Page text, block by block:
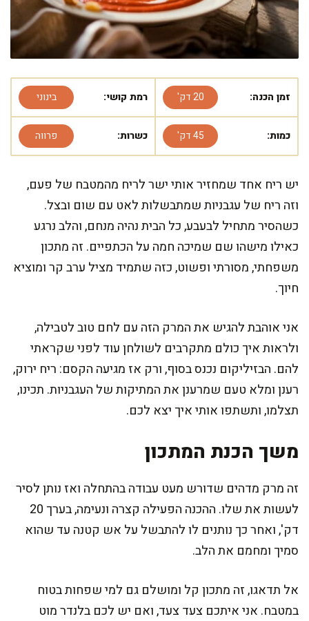
זמן הכנה: 20 דק' רמת קושי: בינוני
כמות: 45 דק' כשרות: פרווה
יש ריח אחד שמחזיר אותי ישר לריח מהמטבח של פעם,
וזה ריח של עגבניות שמתבשלות לאט עם שום ובצל.
כשהסיר מתחיל לבעבע, כל הבית נהיה מנחם, והלב נרגע
כאילו מישהו שם שמיכה חמה על הכתפיים. זה מתכון
משפחתי, מסורתי ופשוט, כזה שתמיד מציל ערב קר ומוציא
חיוך.
אני אוהבת להגיש את המרק הזה עם לחם טוב לטבילה,
ולראות איך כולם מתקרבים לשולחן עוד לפני שקראתי
להם. הבזיליקום נכנס בסוף, ורק אז מגיעה הקסם: ריח ירוק,
רענן ומלא טעם שמרענן את המתיקות של העגבניות. תכינו,
תצלמו, ותשתפו אותי איך יצא לכם.
משך הכנת המתכון
זה מרק מדהים שדורש מעט עבודה בהתחלה ואז נותן לסיר
לעשות את שלו. ההכנה הפעילה קצרה ונעימה, בערך 20
דק', ואחר כך נותנים לו להתבשל על אש קטנה עד שהוא
סמיך ומחמם את הלב.
אל תדאגו, זה מתכון קל ומושלם גם למי שפחות בטוח
במטבח. אני איתכם צעד צעד, ואם יש לכם בלנדר מוט